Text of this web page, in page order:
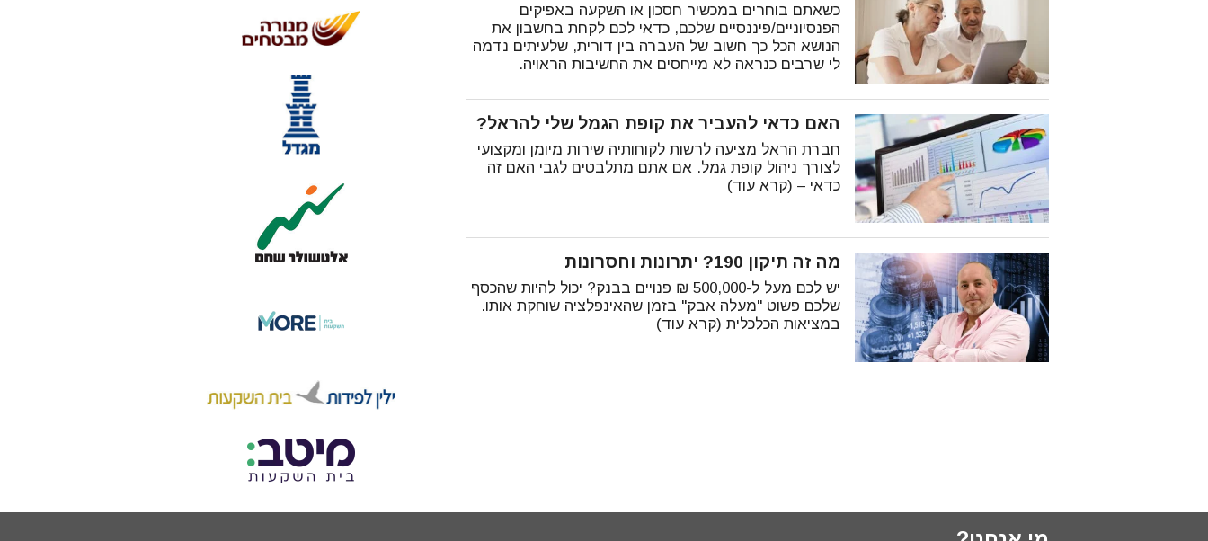
כשאתם בוחרים במכשיר חסכון או השקעה באפיקים
הפנסיוניים/פיננסיים שלכם, כדאי לכם לקחת בחשבון את
הנושא הכל כך חשוב של העברה בין דורית, שלעיתים נדמה
לי שרבים כנראה לא מייחסים את החשיבות הראויה.
האם כדאי להעביר את קופת הגמל שלי להראל?
חברת הראל מציעה לרשות לקוחותיה שירות מיומן ומקצועי
לצורך ניהול קופת גמל. אם אתם מתלבטים לגבי האם זה
כדאי – (קרא עוד)
מה זה תיקון 190? יתרונות וחסרונות
יש לכם מעל ל-500,000 ₪ פנויים בבנק? יכול להיות שהכסף
שלכם פשוט "מעלה אבק" בזמן שהאינפלציה שוחקת אותו.
במציאות הכלכלית (קרא עוד)